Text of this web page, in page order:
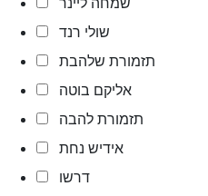
שולי רנד
תזמורת שלהבת
אליקם בוטה
תזמורת להבה
אידיש נחת
דרשו